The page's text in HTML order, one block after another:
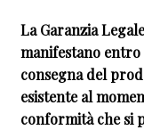
La Garanzia
manifestano entro
consegna del
esistente al
conformità che si